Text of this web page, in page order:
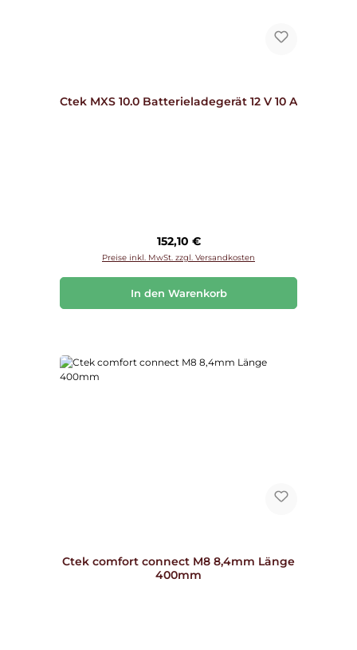
Ctek MXS 10.0 Batterieladegerät 12 V 10 A
Regulärer Preis:
152,10 €
Preise inkl. MwSt. zzgl. Versandkosten
In den Warenkorb
Ctek comfort connect M8 8,4mm Länge
400mm